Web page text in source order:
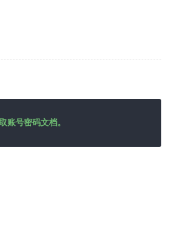
账号密码文档。